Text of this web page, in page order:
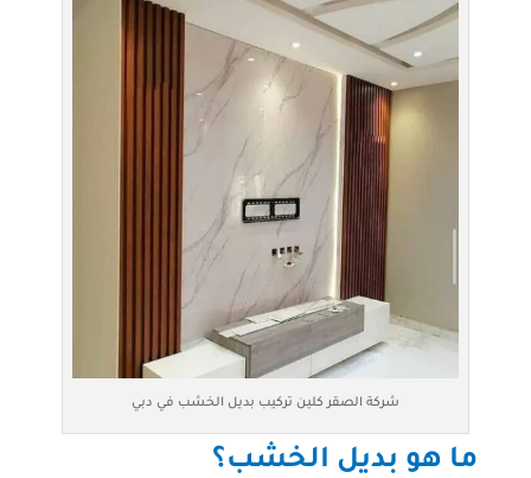
شركة الصقر كلين تركيب بديل الخشب في دبي
ما هو بديل الخشب؟